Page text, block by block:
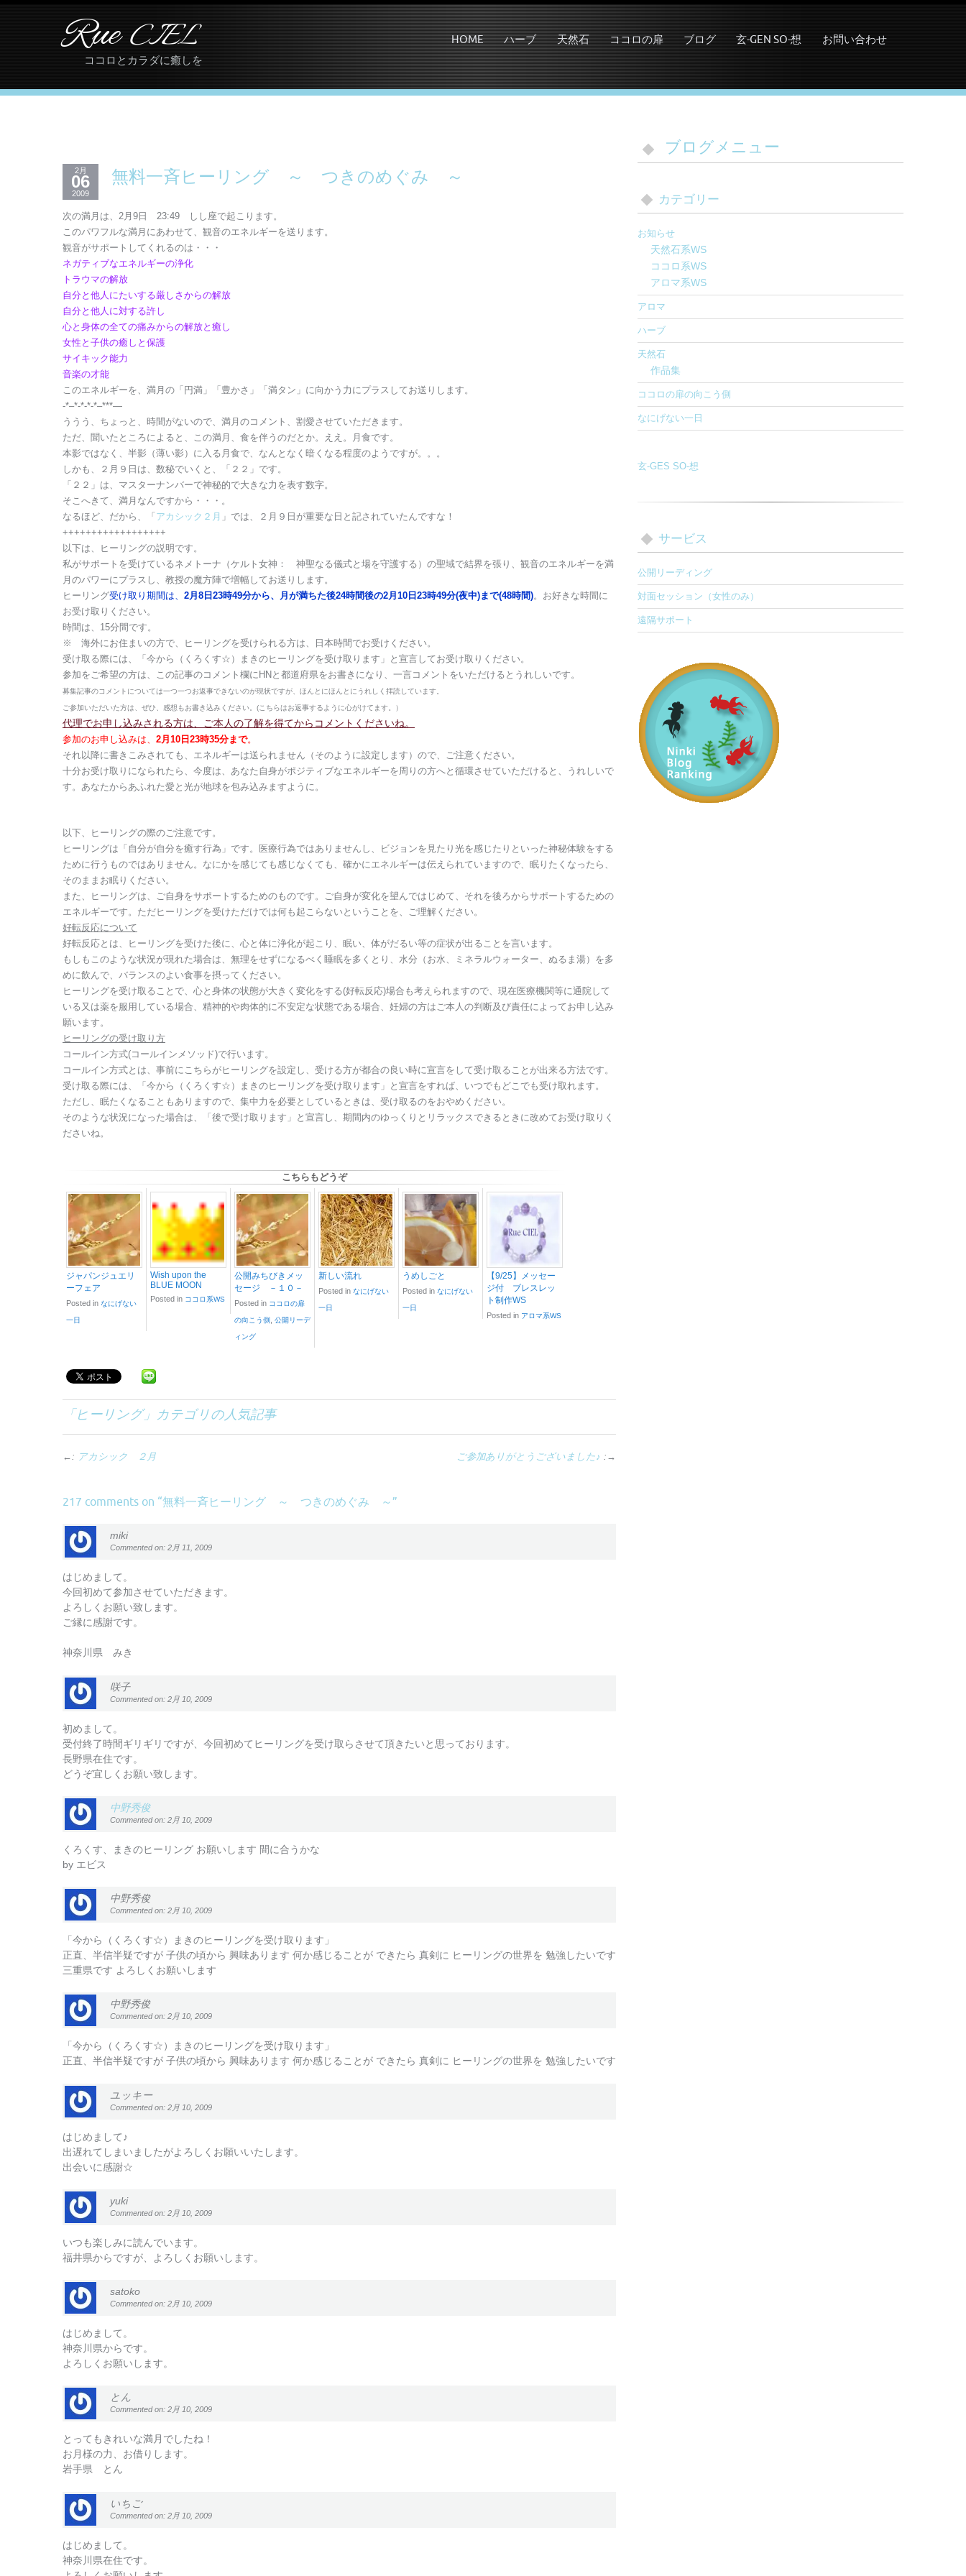
RueCIEL
ココロとカラダに癒しを
HOME ハーブ 天然石 ココロの扉 ブログ 玄-GEN SO-想 お問い合わせ
2月
06
2009
無料一斉ヒーリング ～ つきのめぐみ ～
次の満月は、2月9日 23:49 しし座で起こります。
このパワフルな満月にあわせて、観音のエネルギーを送ります。
観音がサポートしてくれるのは・・・
ネガティブなエネルギーの浄化
トラウマの解放
自分と他人にたいする厳しさからの解放
自分と他人に対する許し
心と身体の全ての痛みからの解放と癒し
女性と子供の癒しと保護
サイキック能力
音楽の才能
このエネルギーを、満月の「円満」「豊かさ」「満タン」に向かう力にプラスしてお送りします。
-*–*-*-*-*–***—
ううう、ちょっと、時間がないので、満月のコメント、割愛させていただきます。
ただ、聞いたところによると、この満月、食を伴うのだとか。ええ。月食です。
本影ではなく、半影（薄い影）に入る月食で、なんとなく暗くなる程度のようですが。。。
しかも、２月９日は、数秘でいくと、「２２」です。
「２２」は、マスターナンバーで神秘的で大きな力を表す数字。
そこへきて、満月なんですから・・・。
なるほど、だから、「 アカシック２月 」では、２月９日が重要な日と記されていたんですな！
++++++++++++++++++
以下は、ヒーリングの説明です。
私がサポートを受けているネメトーナ（ケルト女神： 神聖なる儀式と場を守護する）の聖域で結界を張り、観音のエネルギーを満
月のパワーにプラスし、教授の魔方陣で増幅してお送りします。
ヒーリング受け取り期間は、 2月8日23時49分から、月が満ちた後24時間後の2月10日23時49分(夜中)まで(48時間)。お好きな時間に
お受け取りください。
時間は、15分間です。
※ 海外にお住まいの方で、ヒーリングを受けられる方は、日本時間でお受けください。
受け取る際には、「今から（くろくす☆）まきのヒーリングを受け取ります」と宣言してお受け取りください。
参加をご希望の方は、この記事のコメント欄にHNと都道府県をお書きになり、一言コメントをいただけるとうれしいです。
募集記事のコメントについては一つ一つお返事できないのが現状ですが、ほんとにほんとにうれしく拝読しています。
ご参加いただいた方は、ぜひ、感想もお書き込みください。(こちらはお返事するように心がけてます。）
代理でお申し込みされる方は、ご本人の了解を得てからコメントくださいね。
参加のお申し込みは、 2月10日23時35分まで。
それ以降に書きこみされても、エネルギーは送られません（そのように設定します）ので、ご注意ください。
十分お受け取りになられたら、今度は、あなた自身がポジティブなエネルギーを周りの方へと循環させていただけると、うれしいで
す。あなたからあふれた愛と光が地球を包み込みますように。
以下、ヒーリングの際のご注意です。
ヒーリングは「自分が自分を癒す行為」です。医療行為ではありませんし、ビジョンを見たり光を感じたりといった神秘体験をする
ために行うものではありません。なにかを感じても感じなくても、確かにエネルギーは伝えられていますので、眠りたくなったら、
そのままお眠りください。
また、ヒーリングは、ご自身をサポートするためのものです。ご自身が変化を望んではじめて、それを後ろからサポートするための
エネルギーです。ただヒーリングを受けただけでは何も起こらないということを、ご理解ください。
好転反応について
好転反応とは、ヒーリングを受けた後に、心と体に浄化が起こり、眠い、体がだるい等の症状が出ることを言います。
もしもこのような状況が現れた場合は、無理をせずになるべく睡眠を多くとり、水分（お水、ミネラルウォーター、ぬるま湯）を多
めに飲んで、バランスのよい食事を摂ってください。
ヒーリングを受け取ることで、心と身体の状態が大きく変化をする(好転反応)場合も考えられますので、現在医療機関等に通院して
いる又は薬を服用している場合、精神的や肉体的に不安定な状態である場合、妊婦の方はご本人の判断及び責任によってお申し込み
願います。
ヒーリングの受け取り方
コールイン方式(コールインメソッド)で行います。
コールイン方式とは、事前にこちらがヒーリングを設定し、受ける方が都合の良い時に宣言をして受け取ることが出来る方法です。
受け取る際には、「今から（くろくす☆）まきのヒーリングを受け取ります」と宣言をすれば、いつでもどこでも受け取れます。
ただし、眠たくなることもありますので、集中力を必要としているときは、受け取るのをおやめください。
そのような状況になった場合は、「後で受け取ります」と宣言し、期間内のゆっくりとリラックスできるときに改めてお受け取りく
ださいね。
こちらもどうぞ
ジャパンジュエリ
ーフェア
Posted in なにげない
一日
Wish upon the
BLUE MOON
Posted in ココロ系WS
公開みちびきメッ
セージ －１０－
Posted in ココロの扉
の向こう側 , 公開リーデ
ィング
新しい流れ
Posted in なにげない
一日
うめしごと
Posted in なにげない
一日
【9/25】メッセー
ジ付 ブレスレッ
ト制作WS
Posted in アロマ系WS
「ヒーリング」カテゴリの人気記事
←: アカシック ２月 ご参加ありがとうございました♪ :→
217 comments on “無料一斉ヒーリング ～ つきのめぐみ ～”
miki
Commented on: 2月 11, 2009
はじめまして。
今回初めて参加させていただきます。
よろしくお願い致します。
ご縁に感謝です。
神奈川県 みき
咲子
Commented on: 2月 10, 2009
初めまして。
受付終了時間ギリギリですが、今回初めてヒーリングを受け取らさせて頂きたいと思っております。
長野県在住です。
どうぞ宜しくお願い致します。
中野秀俊
Commented on: 2月 10, 2009
くろくす、まきのヒーリング お願いします 間に合うかな
by エビス
中野秀俊
Commented on: 2月 10, 2009
「今から（くろくす☆）まきのヒーリングを受け取ります」
正直、半信半疑ですが 子供の頃から 興味あります 何か感じることが できたら 真剣に ヒーリングの世界を 勉強したいです
三重県です よろしくお願いします
中野秀俊
Commented on: 2月 10, 2009
「今から（くろくす☆）まきのヒーリングを受け取ります」
正直、半信半疑ですが 子供の頃から 興味あります 何か感じることが できたら 真剣に ヒーリングの世界を 勉強したいです
ユッキー
Commented on: 2月 10, 2009
はじめまして♪
出遅れてしまいましたがよろしくお願いいたします。
出会いに感謝☆
yuki
Commented on: 2月 10, 2009
いつも楽しみに読んでいます。
福井県からですが、よろしくお願いします。
satoko
Commented on: 2月 10, 2009
はじめまして。
神奈川県からです。
よろしくお願いします。
とん
Commented on: 2月 10, 2009
とってもきれいな満月でしたね！
お月様の力、お借りします。
岩手県 とん
いちご
Commented on: 2月 10, 2009
はじめまして。
神奈川県在住です。
ブログメニュー
カテゴリー
お知らせ
天然石系WS
ココロ系WS
アロマ系WS
アロマ
ハーブ
天然石
作品集
ココロの扉の向こう側
なにげない一日
玄-GES SO-想
サービス
公開リーディング
対面セッション（女性のみ）
遠隔サポート